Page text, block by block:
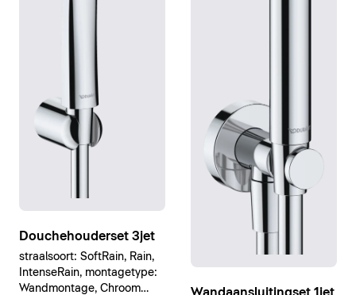
Douchehouderset 3jet
straalsoort: SoftRain, Rain,
IntenseRain, montagetype:
Wandmontage, Chroom